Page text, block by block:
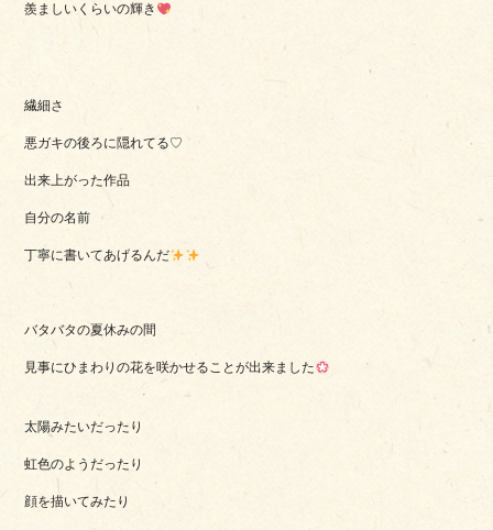
羨ましいくらいの輝き
繊細さ
悪ガキの後ろに隠れてる♡
出来上がった作品
自分の名前
丁寧に書いてあげるんだ
バタバタの夏休みの間
見事にひまわりの花を咲かせることが出来ました
太陽みたいだったり
虹色のようだったり
顔を描いてみたり